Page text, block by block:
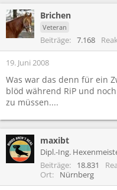
Brichen
Veteran
Beiträge 7.168
19. Juni 2008
Was war das denn für ein
blöd während RiP und
zu müssen....
maxibt
Dipl.-Ing.
Beiträge 18.831
Ort
Nürnberg